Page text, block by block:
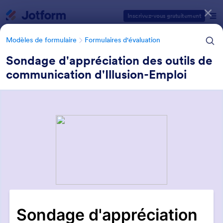
Inscrivez-vous gratuitement
Modèles de formulaire Formulaires d'évaluation
Sondage d'appréciation des outils de
communication d'Illusion-Emploi
Formulaires d'évaluation des
Catégories des modèles de formulaires